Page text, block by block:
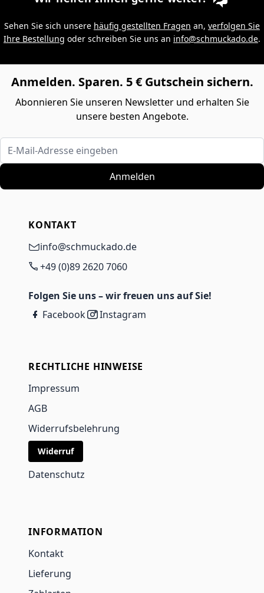
Sehen Sie sich unsere häufig gestellten Fragen an, verfolgen Sie
Ihre Bestellung oder schreiben Sie uns an info@schmuckado.de.
Anmelden. Sparen. 5 € Gutschein sichern.
Abonnieren Sie unseren Newsletter und erhalten Sie
unsere besten Angebote.
E-Mail-Adresse eingeben
Anmelden
KONTAKT
info@schmuckado.de
+49 (0)89 2620 7060
Folgen Sie uns – wir freuen uns auf Sie!
Facebook
Instagram
RECHTLICHE HINWEISE
Impressum
AGB
Widerrufsbelehrung
Widerruf
Datenschutz
INFORMATION
Kontakt
Lieferung